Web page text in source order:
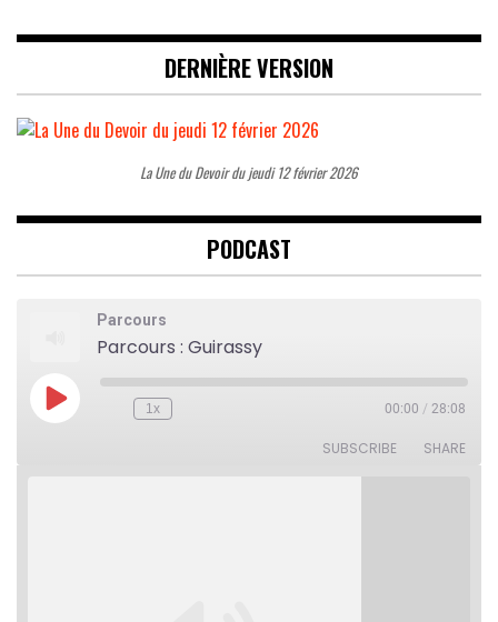
DERNIÈRE VERSION
La Une du Devoir du jeudi 12 février 2026
PODCAST
Parcours
Parcours : Guirassy
Play
Episode
Rewind
1x 00:00 / 28:08
SUBSCRIBE SHARE